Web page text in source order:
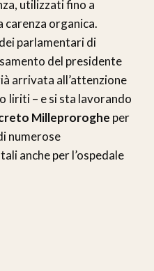
utilizzati fino a
carenza organica.
parlamentari di
del presidente
arrivata all’attenzione
Iiriti – e si sta lavorando
Milleproroghe per
numerose
anche per l’ospedale